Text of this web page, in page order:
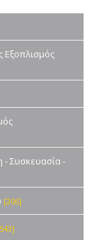
Εξοπλισμός
Συσκευασία -
[206]